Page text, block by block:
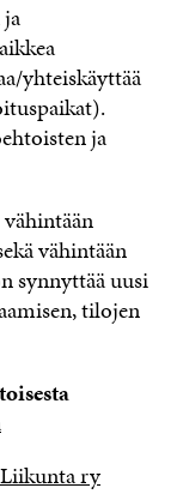
yhteiskäyttää
ja
vähintään
synnyttää uusi
tilojen
ry